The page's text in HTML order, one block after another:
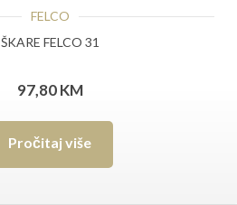
FELCO
ŠKARE FELCO 31
97,80KM
Pročitaj više